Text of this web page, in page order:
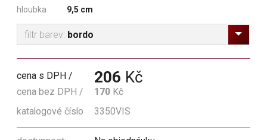
hloubka
9,5 cm
filtr barev: bordo
cena s DPH 206 Kč
cena bez DPH 170 Kč
katalogové číslo
3350VIS